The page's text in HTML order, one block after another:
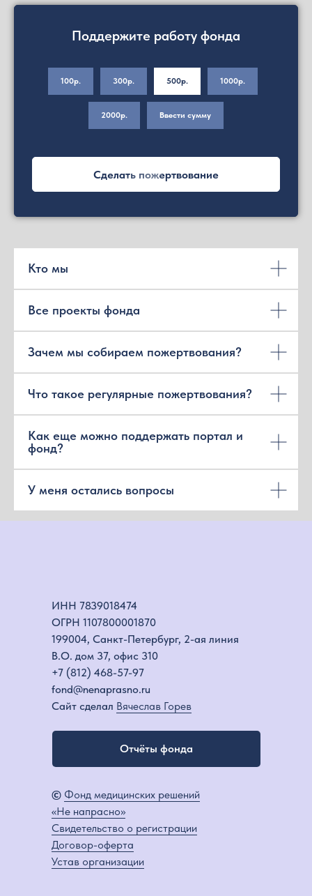
Поддержите работу фонда
100р. 300р. 500р. 1000р.
2000р. Ввести сумму
Сделать пожертвование
Кто мы
Все проекты фонда
Зачем мы собираем пожертвования?
Что такое регулярные пожертвования?
Как еще можно поддержать портал и
фонд?
У меня остались вопросы
ИНН 7839018474
ОГРН 1107800001870
199004, Санкт-Петербург, 2-ая линия
В.О. дом 37, офис 310
+7 (812) 468-57-97
fond@nenaprasno.ru
Сайт сделал Вячеслав Горев
Отчёты фонда
© Фонд медицинских решений
«Не напрасно»
Свидетельство о регистрации
Договор-оферта
Устав организации